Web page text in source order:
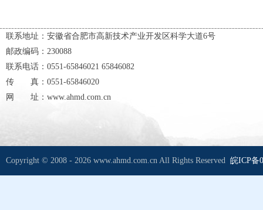
联系地址：安徽省合肥市高新技术产业开发区科学大道6号
邮政编码：230088
联系电话：0551-65846021 65846082
传 真：0551-65846020
网 址：www.ahmd.com.cn
Copyright © 2008 - 2026 www.ahmd.com.cn All Rights Reserved 皖ICP备